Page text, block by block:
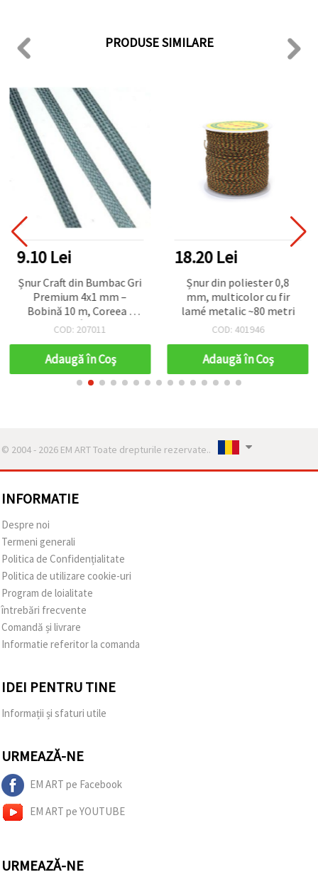
PRODUSE SIMILARE
9.10 Lei
Șnur Craft din Bumbac Gri
Premium 4x1 mm –
Bobină 10 m, Coreea |
Macrame, Împletire,
COD: 207011
Adaugă în Coş
18.20 Lei
Șnur din poliester 0,8
mm, multicolor cu fir
lamé metalic ~80 metri
COD: 401946
Adaugă în Coş
© 2004 - 2026 EM ART Toate drepturile rezervate..
INFORMATIE
Despre noi
Termeni generali
Politica de Confidențialitate
Politica de utilizare cookie-uri
Program de loialitate
întrebări frecvente
Comandă și livrare
Informatie referitor la comanda
IDEI PENTRU TINE
Informații și sfaturi utile
URMEAZĂ-NE
EM ART pe Facebook
EM ART pe YOUTUBE
URMEAZĂ-NE